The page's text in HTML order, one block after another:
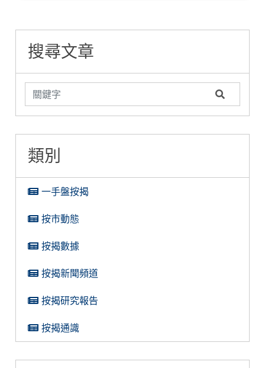
搜尋文章
類別
一手盤按揭
按市動態
按揭數據
按揭新聞頻道
按揭研究報告
按揭通識